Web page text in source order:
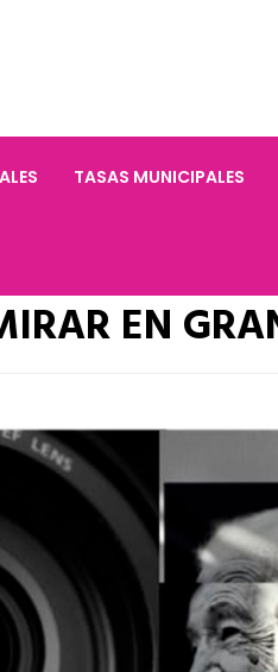
TASAS MUNICIPALES
EN